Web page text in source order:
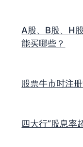
A股、B股、H
能买哪些？
股票牛市时注
四大行”股息率